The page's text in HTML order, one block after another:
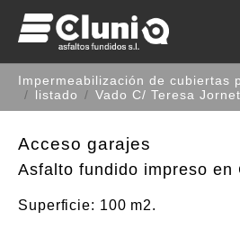
Estás aquí:
Impermeabilización de cubiertas
listado
Vado C/ Teresa Jornet
Acceso garajes
Asfalto fundido impreso en
Superficie: 100 m2.